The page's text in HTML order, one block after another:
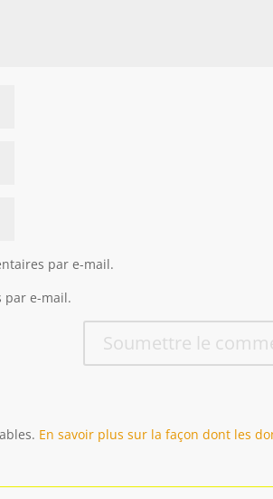
par e-mail.
par e-mail.
Soumettre le
En savoir plus sur la façon dont les